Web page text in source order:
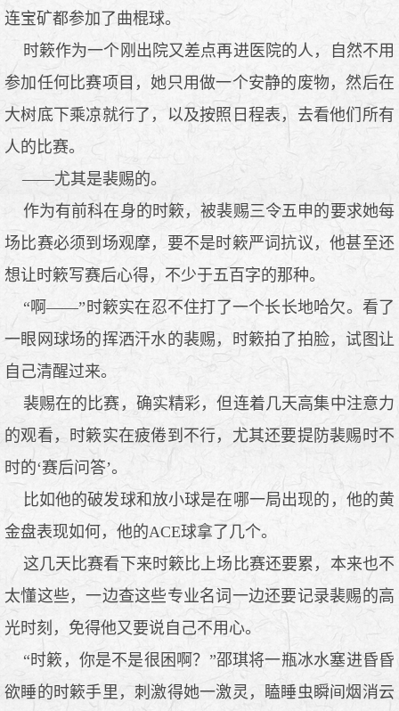
连宝矿都参加了曲棍球。
时簌作为一个刚出院又差点再进医院的人，自然不用
参加任何比赛项目，她只用做一个安静的废物，然后在
大树底下乘凉就行了，以及按照日程表，去看他们所有
人的比赛。
——尤其是裴赐的。
作为有前科在身的时簌，被裴赐三令五申的要求她每
场比赛必须到场观摩，要不是时簌严词抗议，他甚至还
想让时簌写赛后心得，不少于五百字的那种。
“啊——”时簌实在忍不住打了一个长长地哈欠。看了
一眼网球场的挥洒汗水的裴赐，时簌拍了拍脸，试图让
自己清醒过来。
裴赐在的比赛，确实精彩，但连着几天高集中注意力
的观看，时簌实在疲倦到不行，尤其还要提防裴赐时不
时的‘赛后问答’。
比如他的破发球和放小球是在哪一局出现的，他的黄
金盘表现如何，他的ACE球拿了几个。
这几天比赛看下来时簌比上场比赛还要累，本来也不
太懂这些，一边查这些专业名词一边还要记录裴赐的高
光时刻，免得他又要说自己不用心。
“时簌，你是不是很困啊？”邵琪将一瓶冰水塞进昏昏
欲睡的时簌手里，刺激得她一激灵，瞌睡虫瞬间烟消云